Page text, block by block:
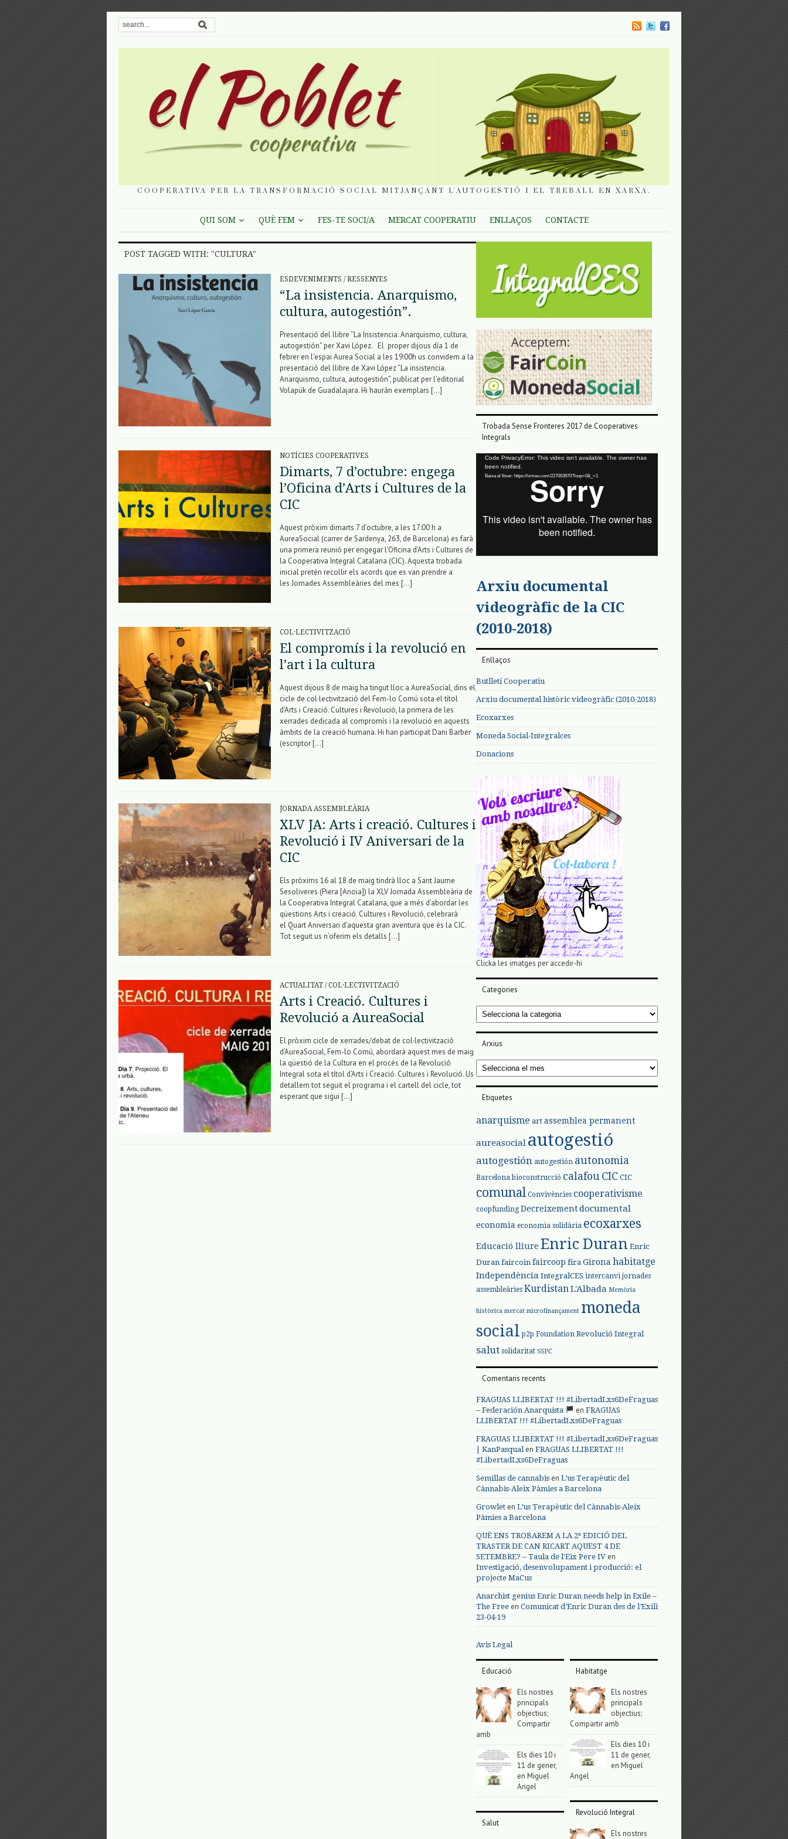
COOPERATIVA PER LA TRANSFORMACIÓ SOCIAL MITJANÇANT L'AUTOGESTIÓ I EL TREBALL EN XARXA.
QUI SOM QUÈ FEM FES-TE SOCI/A MERCAT COOPERATIU ENLLAÇOS CONTACTE
POST TAGGED WITH: "CULTURA"
ESDEVENIMENTS / RESSENYES
“La insistencia. Anarquismo,
cultura, autogestión”.
Presentació del llibre “La Insistencia. Anarquismo, cultura,
autogestión” per Xavi López. El proper dijous día 1 de
febrer en l’espai Aurea Social a les 19:00h us convidem a la
presentació del llibre de Xavi López “La insistencia.
Anarquismo, cultura, autogestión”, publicat per l’editorial
Volapük de Guadalajara. Hi hauràn exemplars […]
NOTÍCIES COOPERATIVES
Dimarts, 7 d’octubre: engega
l’Oficina d’Arts i Cultures de la
CIC
Aquest pròxim dimarts 7 d’octubre, a les 17:00 h a
AureaSocial (carrer de Sardenya, 263, de Barcelona) es farà
una primera reunió per engegar l’Oficina d’Arts i Cultures de
la Cooperativa Integral Catalana (CIC). Aquesta trobada
inicial pretén recollir els acords que es van prendre a
les Jornades Assembleàries del mes […]
COL·LECTIVITZACIÓ
El compromís i la revolució en
l’art i la cultura
Aquest dijous 8 de maig ha tingut lloc a AureaSocial, dins el
cicle de col·lectivització del Fem-lo Comú sota el títol
d’Arts i Creació. Cultures i Revolució, la primera de les
xerrades dedicada al compromís i la revolució en aquests
àmbits de la creació humana. Hi han participat Dani Barber
(escriptor […]
JORNADA ASSEMBLEÀRIA
XLV JA: Arts i creació. Cultures i
Revolució i IV Aniversari de la
CIC
Els pròxims 16 al 18 de maig tindrà lloc a Sant Jaume
Sesoliveres (Piera [Anoia]) la XLV Jornada Assembleària de
la Cooperativa Integral Catalana, que a més d’abordar les
qüestions Arts i creació. Cultures i Revolució, celebrarà
el Quart Aniversari d’aquesta gran aventura que és la CIC.
Tot seguit us n’oferim els detalls […]
ACTUALITAT / COL·LECTIVITZACIÓ
Arts i Creació. Cultures i
Revolució a AureaSocial
El pròxim cicle de xerrades/debat de col·lectivització
d’AureaSocial, Fem-lo Comú, abordarà aquest mes de maig
la qüestió de la Cultura en el procés de la Revolució
Integral sota el títol d’Arts i Creació. Cultures i Revolució. Us
detallem tot seguit el programa i el cartell del cicle, tot
esperant que sigui […]
Trobada Sense Fronteres 2017 de Cooperatives
Integrals
Reproductor
vídeo
Code PrivacyError: This video isn't available. The owner has
been notified.
Baixa el fitxer: https://vimeo.com/227063970?loop=0&_=1
Arxiu documental
videogràfic de la CIC
(2010-2018)
Enllaços
Butlletí Cooperatiu
Arxiu documental històric videogràfic (2010-2018)
Ecoxarxes
Moneda Social-Integralces
Donacions
Clicka les imatges per accedir-hi
Categories
Categories
Arxius
Arxius
Etiquetes
anarquisme art assemblea permanent
aureasocial autogestió
autogestión autogestión autonomia
Barcelona bioconstrucció calafou CIC CIC
comunal Convivències cooperativisme
coopfunding Decreixementdocumental
economia economia solidària ecoxarxes
Educació lliure Enric Duran Enric
Duran faircoin faircoop fira Girona habitatge
Independència IntegralCES intercanvi jornades
assembleàries Kurdistan L'Albada Memòria
històrica mercat microfinançament moneda
social p2p Foundation Revolució Integral
salut solidaritat SSPC
Comentaris recents
FRAGUAS LLIBERTAT !!! #LibertadLxs6DeFraguas
– Federación Anarquista
en FRAGUAS
LLIBERTAT !!! #LibertadLxs6DeFraguas
FRAGUAS LLIBERTAT !!! #LibertadLxs6DeFraguas
| KanPasqualen FRAGUAS LLIBERTAT !!!
#LibertadLxs6DeFraguas
Semillas de cannabis en L’us Terapèutic del
Cànnabis-Aleix Pàmies a Barcelona
Growlet en L’us Terapèutic del Cànnabis-Aleix
Pàmies a Barcelona
QUÈ ENS TROBAREM A LA 2ª EDICIÓ DEL
TRASTER DE CAN RICART AQUEST 4 DE
SETEMBRE? – Taula de l'Eix Pere IV en
Investigació, desenvolupament i producció: el
projecte MaCus
Anarchist genius Enric Duran needs help in Exile –
The Free en Comunicat d’Enric Duran des de l’Exili
23-04-19
Avis Legal
Educació
Els nostres
principals
objectius;
Compartir
amb
Els dies 10 i
11 de gener,
en Miguel
Angel
Salut
Habitatge
Els nostres
principals
objectius;
Compartir amb
Els dies 10 i
11 de gener,
en Miguel
Angel
Revolució Integral
Els nostres